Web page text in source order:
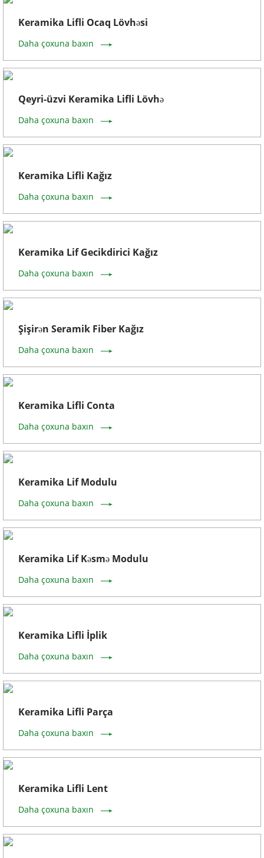
Keramika Lifli Ocaq Lövhəsi
Daha çoxuna baxın
Qeyri-üzvi Keramika Lifli Lövhə
Daha çoxuna baxın
Keramika Lifli Kağız
Daha çoxuna baxın
Keramika Lif Gecikdirici Kağız
Daha çoxuna baxın
Şişirən Seramik Fiber Kağız
Daha çoxuna baxın
Keramika Lifli Conta
Daha çoxuna baxın
Keramika Lif Modulu
Daha çoxuna baxın
Keramika Lif Kəsmə Modulu
Daha çoxuna baxın
Keramika Lifli İplik
Daha çoxuna baxın
Keramika Lifli Parça
Daha çoxuna baxın
Keramika Lifli Lent
Daha çoxuna baxın